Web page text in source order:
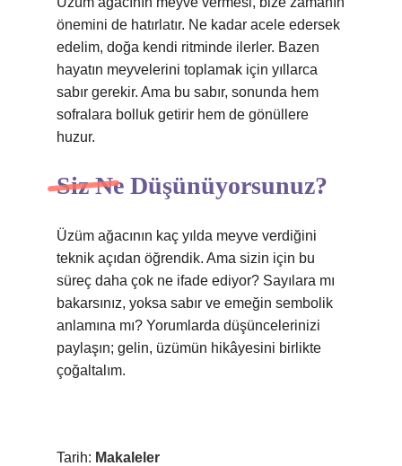
önemini de hatırlatır. Ne kadar acele edersek
edelim, doğa kendi ritminde ilerler. Bazen
hayatın meyvelerini toplamak için yıllarca
sabır gerekir. Ama bu sabır, sonunda hem
sofralara bolluk getirir hem de gönüllere
huzur.
Siz Ne Düşünüyorsunuz?
Üzüm ağacının kaç yılda meyve verdiğini
teknik açıdan öğrendik. Ama sizin için bu
süreç daha çok ne ifade ediyor? Sayılara mı
bakarsınız, yoksa sabır ve emeğin sembolik
anlamına mı? Yorumlarda düşüncelerinizi
paylaşın; gelin, üzümün hikâyesini birlikte
çoğaltalım.
Tarih: Makaleler